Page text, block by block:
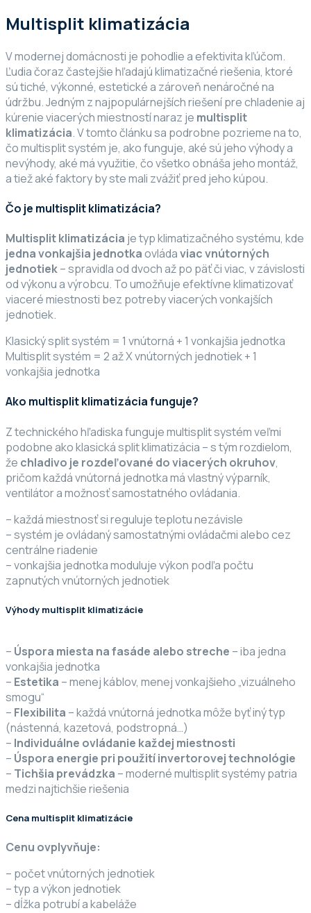
Multisplit klimatizácia
V modernej domácnosti je pohodlie a efektivita kľúčom.
Ľudia čoraz častejšie hľadajú klimatizačné riešenia, ktoré
sú tiché, výkonné, estetické a zároveň nenáročné na
údržbu. Jedným z najpopulárnejších riešení pre chladenie aj
kúrenie viacerých miestností naraz je multisplit
klimatizácia. V tomto článku sa podrobne pozrieme na to,
čo multisplit systém je, ako funguje, aké sú jeho výhody a
nevýhody, aké má využitie, čo všetko obnáša jeho montáž,
a tiež aké faktory by ste mali zvážiť pred jeho kúpou.
Čo je multisplit klimatizácia?
Multisplit klimatizácia je typ klimatizačného systému, kde
jedna vonkajšia jednotkaovládaviac vnútorných
jednotiek– spravidla od dvoch až po päť či viac, v závislosti
od výkonu a výrobcu. To umožňuje efektívne klimatizovať
viaceré miestnosti bez potreby viacerých vonkajších
jednotiek.
Klasický split systém = 1 vnútorná + 1 vonkajšia jednotka
Multisplit systém = 2 až X vnútorných jednotiek + 1
vonkajšia jednotka
Ako multisplit klimatizácia funguje?
Z technického hľadiska funguje multisplit systém veľmi
podobne ako klasická split klimatizácia – s tým rozdielom,
že chladivo je rozdeľované do viacerých okruhov,
pričom každá vnútorná jednotka má vlastný výparník,
ventilátor a možnosť samostatného ovládania.
– každá miestnosť si reguluje teplotu nezávisle
– systém je ovládaný samostatnými ovládačmi alebo cez
centrálne riadenie
– vonkajšia jednotka moduluje výkon podľa počtu
zapnutých vnútorných jednotiek
Výhody multisplit klimatizácie
– Úspora miesta na fasáde alebo streche – iba jedna
vonkajšia jednotka
– Estetika – menej káblov, menej vonkajšieho „vizuálneho
smogu“
– Flexibilita – každá vnútorná jednotka môže byť iný typ
(nástenná, kazetová, podstropná…)
– Individuálne ovládanie každej miestnosti
– Úspora energie pri použití invertorovej technológie
– Tichšia prevádzka – moderné multisplit systémy patria
medzi najtichšie riešenia
Cena multisplit klimatizácie
Cenu ovplyvňuje:
– počet vnútorných jednotiek
– typ a výkon jednotiek
– dĺžka potrubí a kabeláže